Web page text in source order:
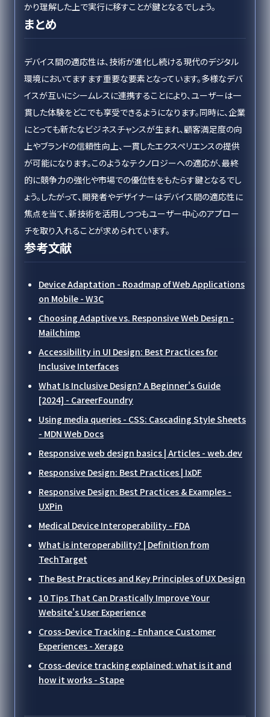
かり理解した上で実行に移すことが鍵となるでしょう。
まとめ
デバイス間の適応性は、技術が進化し続ける現代のデジタル
環境においてますます重要な要素となっています。多様なデバ
イスが互いにシームレスに連携することにより、ユーザーは一
貫した体験をどこでも享受できるようになります。同時に、企業
にとっても新たなビジネスチャンスが生まれ、顧客満足度の向
上やブランドの信頼性向上、一貫したエクスペリエンスの提供
が可能になります。このようなテクノロジーへの適応が、最終
的に競争力の強化や市場での優位性をもたらす鍵となるでし
ょう。したがって、開発者やデザイナーはデバイス間の適応性に
焦点を当て、新技術を活用しつつもユーザー中心のアプロー
チを取り入れることが求められています。
参考文献
Device Adaptation - Roadmap of Web Applications
on Mobile - W3C
Choosing Adaptive vs. Responsive Web Design -
Mailchimp
Accessibility in UI Design: Best Practices for
Inclusive Interfaces
What Is Inclusive Design? A Beginner's Guide
[2024] - CareerFoundry
Using media queries - CSS: Cascading Style Sheets
- MDN Web Docs
Responsive web design basics | Articles - web.dev
Responsive Design: Best Practices | IxDF
Responsive Design: Best Practices & Examples -
UXPin
Medical Device Interoperability - FDA
What is interoperability? | Definition from
TechTarget
The Best Practices and Key Principles of UX Design
10 Tips That Can Drastically Improve Your
Website's User Experience
Cross-Device Tracking - Enhance Customer
Experiences - Xerago
Cross-device tracking explained: what is it and
how it works - Stape